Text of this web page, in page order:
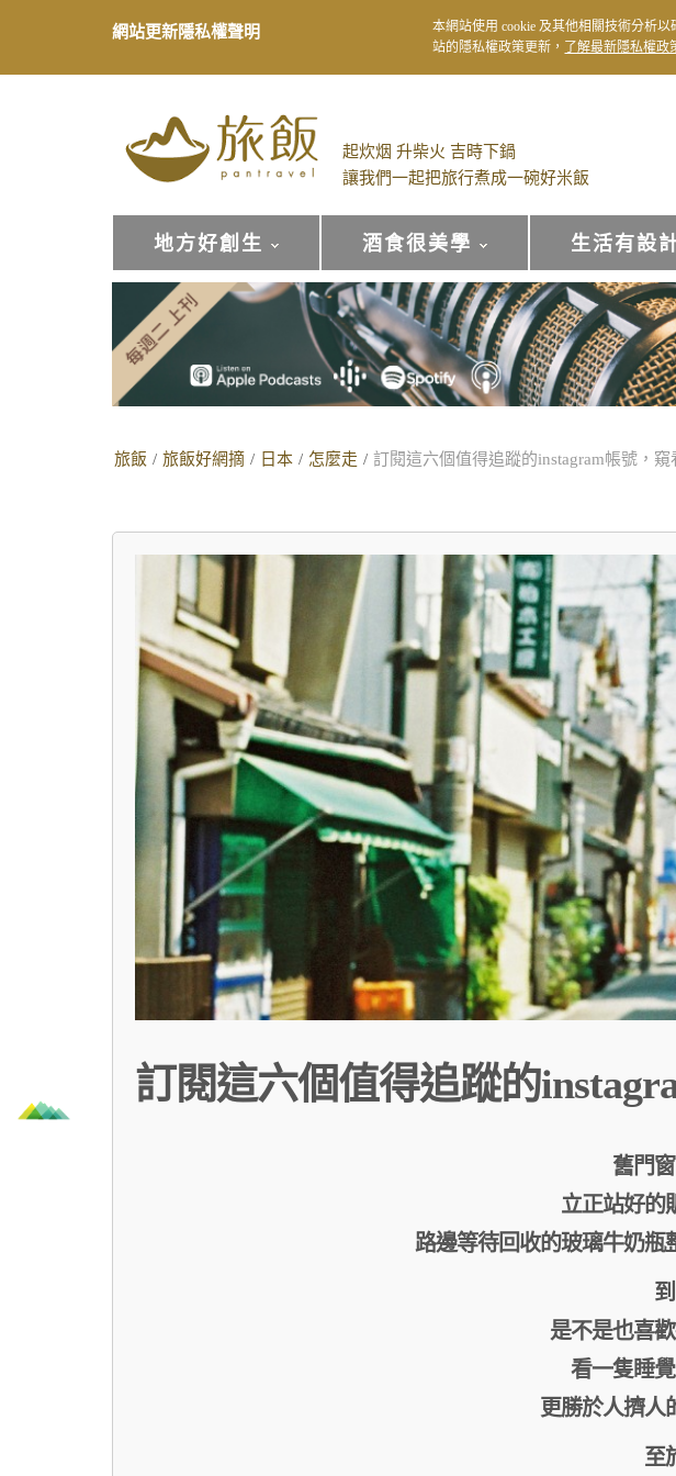
起炊烟 升柴火 吉時下鍋
讓我們一起把旅行煮成一碗好米飯
地方好創生 酒食很美學 生活有設
旅飯 / 旅飯好網摘 / 日本 / 怎麼走 / 訂閱這六個值得追蹤的instagram帳號，
訂閱這六個值得追蹤的
舊門
立正站好的
路邊等待回收的玻璃牛奶瓶
是不是也喜
看一隻睡
更勝於人擠人
至
網站更新隱私權聲明
本網站使用 cookie 及其他相關技術分析
站的隱私權政策更新，
了解最新隱私權政